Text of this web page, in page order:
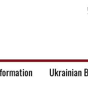
Ukrainian